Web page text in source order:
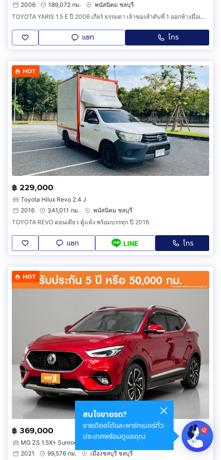
2006
189,072 กม.
พนัสนิคม ชลบุรี
TOYOTA YARIS 1.5 E ปี 2006 เกียร์ ธรรมดา เจ้าของลำดับที่ 1 ออกห้างมือเดียวป้ายแดง
แชท โทร
HOT
฿ 229,000
Toyota Hilux Revo 2.4 J
2016
341,011 กม.
พนัสนิคม ชลบุรี
TOYOTA REVO ตอนเดียว ตู้แห้ง พร้อมบรรทุก ปี 2016
แชท LINE โทร
HOT
฿ 369,000
MG ZS 1.5X+ Sunroof
2021
99,576 กม. เมืองชลบุรี ชลบุรี
สนใจขายรถ?
ขายดีออโต้และพาร์ทเนอร์ทั่ว
ประเทศพร้อมดูแลคุณ